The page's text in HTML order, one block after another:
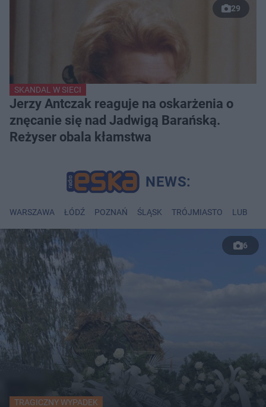
29
SKANDAL W SIECI
Jerzy Antczak reaguje na oskarżenia o
znęcanie się nad Jadwigą Barańską.
Reżyser obala kłamstwa
WARSZAWA ŁÓDŹ POZNAŃ ŚLĄSK TRÓJMIASTO LUBLIN
6
TRAGICZNY WYPADEK